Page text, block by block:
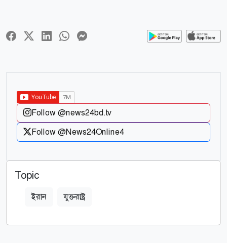
Follow @news24bd.tv
Follow @News24Online4
Topic
ইরান যুক্তরাষ্ট্র